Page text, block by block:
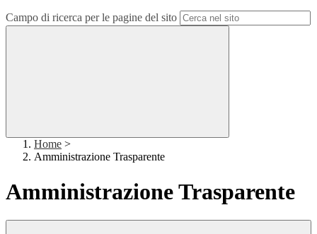
Campo di ricerca per le pagine del sito
Home >
Amministrazione Trasparente
Amministrazione Trasparente